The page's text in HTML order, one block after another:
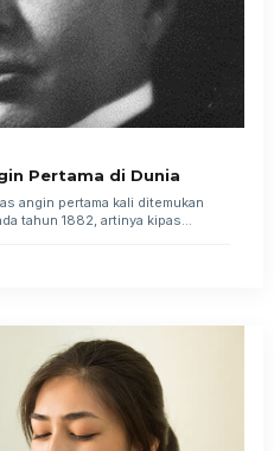
Pertama di Dunia
angin pertama kali ditemukan
tahun 1882, artinya kipas...